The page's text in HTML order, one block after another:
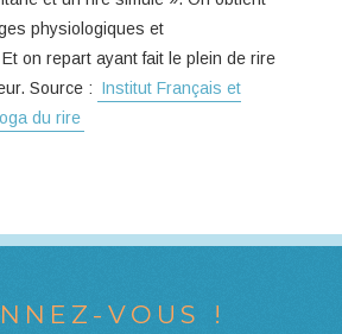
physiologiques et
on repart ayant fait le plein de rire
Source : Institut Français et
du rire
VOUS !